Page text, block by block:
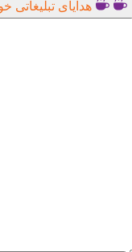
هدایای تبلیغاتی